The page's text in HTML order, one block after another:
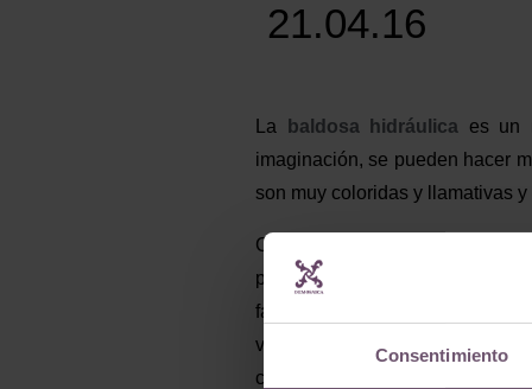
Consentimiento
21.04.16
La baldosa hidráulica es un
imaginación, se pueden hacer
son muy coloridas y llamativas
Como una mesa lleva muy pocas
pedir las
para
fabricación de 4 a 6 semanas,
variedad de diseños y colores
comerciales).